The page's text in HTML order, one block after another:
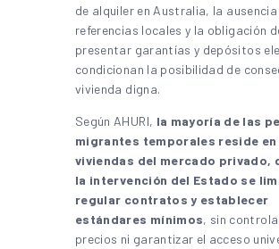
de alquiler en Australia, la
referencias locales y la obligación
presentar garantías y depósitos
condicionan la posibilidad de
vivienda digna.
Según AHURI, la mayoría de las
migrantes temporales reside en
viviendas del mercado privado,
la intervención del Estado se
regular contratos y establecer
estándares mínimos, sin
precios ni garantizar el acceso